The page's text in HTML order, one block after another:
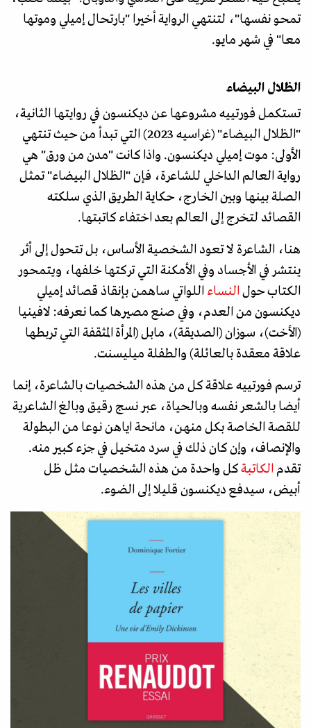
تمحو نفسها"، لتنتهي الرواية أخيرا "بارتحال إميلي وموتها
معا" في شهر مايو.
الظلال البيضاء
تستكمل فورتييه مشروعها عن ديكنسون في روايتها الثانية،
"الظلال البيضاء" (غراسيه 2023) التي تبدأ من حيث تنتهي
الأولى: موت إميلي ديكنسون. واذا كانت "مدن من ورق" هي
رواية العالم الداخلي للشاعرة، فإن "الظلال البيضاء" تمثل
الصلة بينها وبين الخارج، حكاية الطريق الذي سلكته
القصائد لتخرج إلى العالم بعد اختفاء كاتبتها.
هنا، الشاعرة لا تعود الشخصية الأساس، بل تتحول إلى أثر
ينتشر في الأجساد وفي الأمكنة التي تركتها خلفها، ويتمحور
الكتاب حول النساء اللواتي ساهمن بإنقاذ قصائد إميلي
ديكنسون من العدم، وفي صنع مصيرها كما نعرفه: لافينيا
(الأخت)، سوزان (الصديقة)، مابل (المرأة المثقفة التي تربطها
علاقة معقدة بالعائلة) والطفلة ميليسنت.
ترسم فورتييه علاقة كل من هذه الشخصيات بالشاعرة، إنما
أيضا بالشعر نفسه وبالحياة، عبر نسج رقيق وبالغ الشاعرية
للقصة الخاصة بكل منهن، مانحة اياهن نوعا من البطولة
والإنصاف، وإن كان ذلك في سرد متخيل في جزء كبير منه.
تقدم الكاتبةكل واحدة من هذه الشخصيات مثل ظل
أبيض، سيدفع ديكنسون قليلا إلى الضوء.